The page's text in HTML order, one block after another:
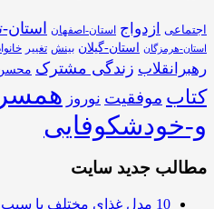
اجتماعی ازدواج استان-اصفهان
استان-هرمزگان استان-گیلان بینش تغییر
رهبرانقلاب زندگی مشترک محسن
کتاب موفقیت نوروز
و-خودشکوفایی
مطالب جدید سایت
10 مدل غذای مختلف با سیب زمینی